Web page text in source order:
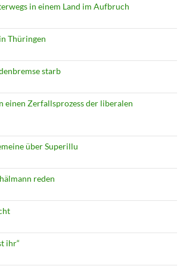
in einem Land im Aufbruch
Thüringen
starb
einen Zerfallsprozess der liberalen
über Superillu
reden
ihr“